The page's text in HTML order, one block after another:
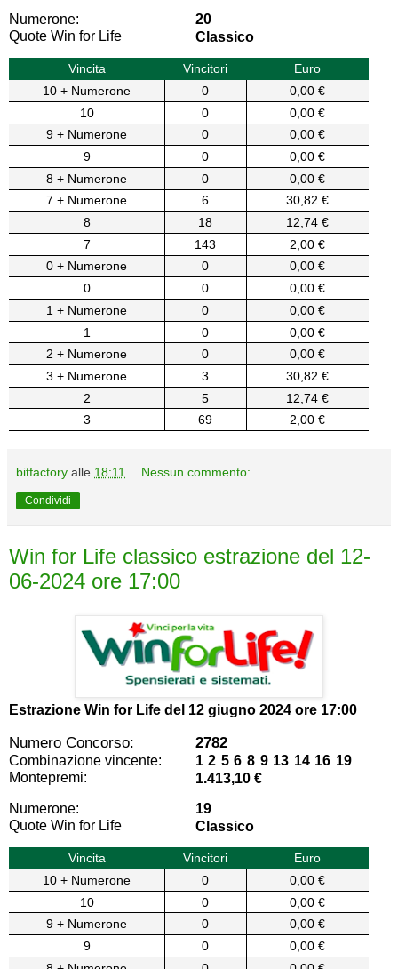
Numerone:
20
Quote Win for Life
Classico
Vincita Vincitori
Euro
10 + Numerone
0
0,00 €
10
0
0,00 €
9 + Numerone
0
0,00 €
9
0
0,00 €
8 + Numerone
0
0,00 €
7 + Numerone
6
30,82 €
8
18
12,74 €
7
143
2,00 €
0 + Numerone
0
0,00 €
0
0
0,00 €
1 + Numerone
0
0,00 €
1
0
0,00 €
2 + Numerone
0
0,00 €
3 + Numerone
3
30,82 €
2
5
12,74 €
3
69 2,00 €
bitfactory alle 18:11 Nessun commento:
Condividi
Win for Life classico estrazione del 12-
06-2024 ore 17:00
Estrazione Win for Life del 12 giugno 2024 ore 17:00
Numero Concorso: 2782
Combinazione vincente:
1 2 5 6 8 9 13 14 16 19
Montepremi:
1.413,10 €
Numerone:
19
Quote Win for Life
Classico
Vincita Vincitori
Euro
10 + Numerone
0
0,00 €
10
0
0,00 €
9 + Numerone
0
0,00 €
9
0
0,00 €